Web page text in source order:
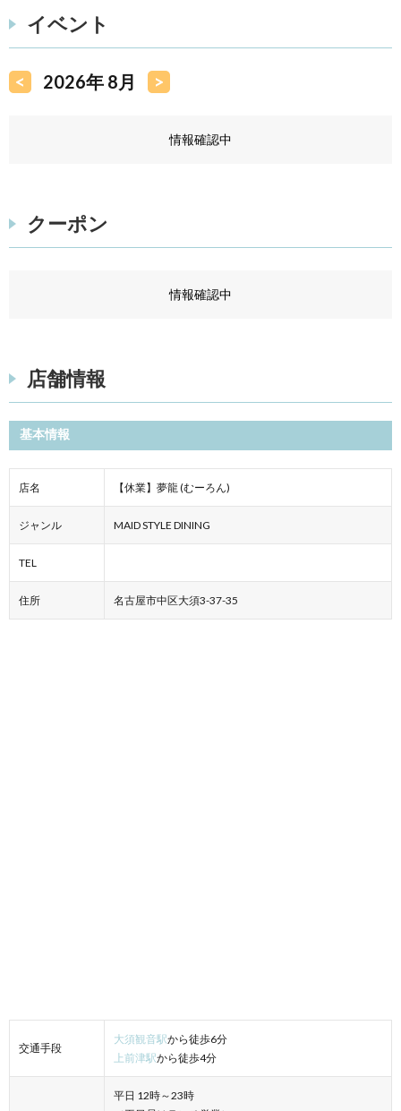
イベント
< 2026年 8月 >
情報確認中
クーポン
情報確認中
店舗情報
基本情報
店名 【休業】夢龍 (むーろん)
ジャンル MAID STYLE DINING
TEL
住所 名古屋市中区大須3-37-35
交通手段
大須観音駅から徒歩6分
上前津駅から徒歩4分
平日 12時～23時